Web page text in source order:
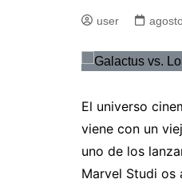
user
El universo
viene con un
uno de los
Marvel Studi os